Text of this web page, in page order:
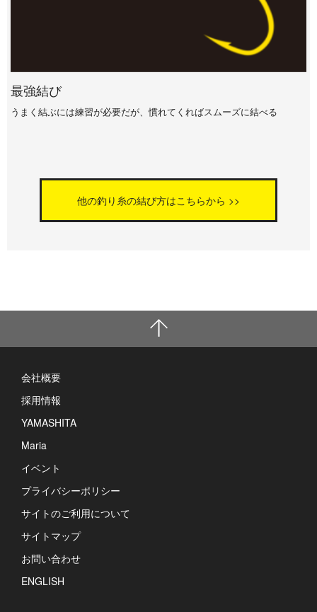
最強結び
うまく結ぶには練習が必要だが、慣れてくればスムーズに結べる
他の釣り糸の結び方はこちらから >>
会社概要
採用情報
YAMASHITA
Maria
イベント
プライバシーポリシー
サイトのご利用について
サイトマップ
お問い合わせ
ENGLISH